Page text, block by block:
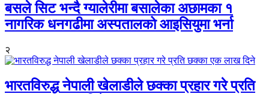
बसले सिट भन्दै ग्यालेरीमा बसालेका अछामका १
नागरिक धनगढीमा अस्पतालको आइसियुमा भर्ना
२
भारतविरुद्ध नेपाली खेलाडीले छक्का प्रहार गरे प्रति